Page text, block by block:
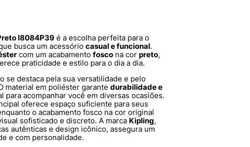
I8084P39 é a escolha perfeita para o
busca um acessório casual e funcional.
com um acabamento fosco na cor preto,
praticidade e estilo para o dia a dia.
se destaca pela sua versatilidade e pelo
material em poliéster garante durabilidade e
para acompanhar você em diversas ocasiões.
oferece espaço suficiente para seus
o acabamento fosco na cor original
sofisticado e discreto. A marca Kipling,
autênticas e design icônico, assegura um
e com personalidade.